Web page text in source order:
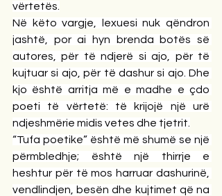
vërtetës.
Në këto vargje, lexuesi nuk qëndron
jashtë, por ai hyn brenda botës së
autores, për të ndjerë si ajo, për të
kujtuar si ajo, për të dashur si ajo. Dhe
kjo është arritja më e madhe e çdo
poeti të vërtetë: të krijojë një urë
ndjeshmërie midis vetes dhe tjetrit.
“Tufa poetike” është më shumë se një
përmbledhje; është një thirrje e
heshtur për të mos harruar dashurinë,
vendlindjen, besën dhe kujtimet që na